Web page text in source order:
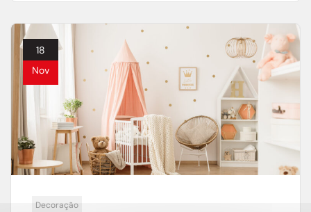
18
Nov
Decoração